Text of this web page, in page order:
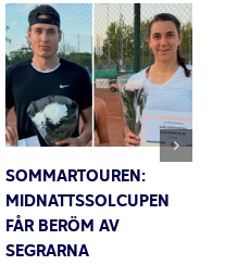
SOMMARTOUREN:
MIDNATTSSOLCUPEN
FÅR BERÖM AV
SEGRARNA